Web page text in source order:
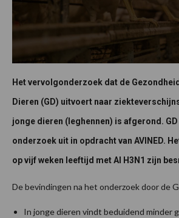
Het vervolgonderzoek dat de
Dieren (GD) uitvoert naar
jonge dieren (leghennen) is afgerond.
onderzoek uit in opdracht van AVINED.
op vijf weken leeftijd met AI H3N1 zijn
De bevindingen na het onderzoek door de
In jonge dieren vindt beduidend minder